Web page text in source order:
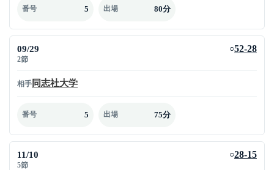
番号 5 出場 80分
09/29
2節
○52-28
相手 同志社大学
番号 5 出場 75分
11/10
5節
○28-15